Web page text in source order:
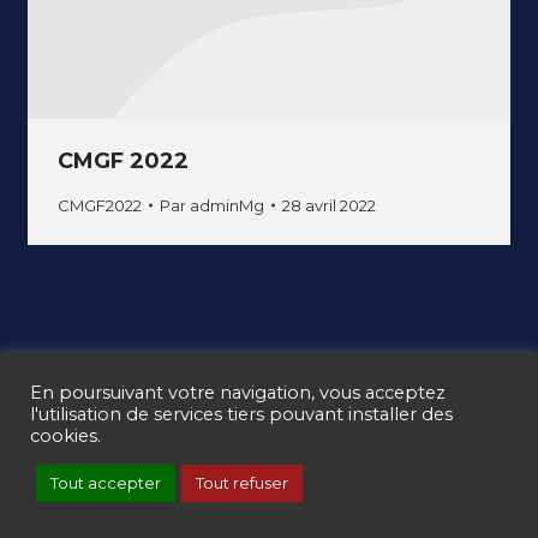
CMGF 2022
CMGF2022 Par adminMg 28 avril 2022
-CGV
En poursuivant votre navigation, vous acceptez
l'utilisation de services tiers pouvant installer des
cookies.
Tout accepter Tout refuser